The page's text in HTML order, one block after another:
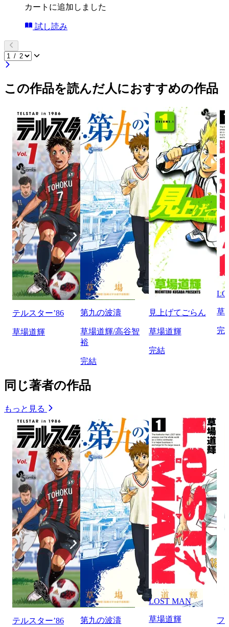
カートに追加しました
試し読み
この作品を読んだ人におすすめの作品
テルスター’86
草場道輝
第九の波濤
草場道輝/高谷智
裕
完結
見上げてごらん
草場道輝
完結
草
完
同じ著者の作品
もっと見る
テルスター’86 第九の波濤
LOST MAN
草場道輝 フ